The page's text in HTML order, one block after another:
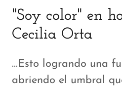
"Soy color" en
Cecilia Orta
...Esto logrando una
abriendo el umbral